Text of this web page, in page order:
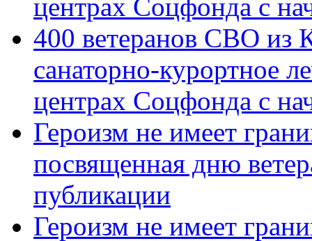
центрах Соцфонда с
400 ветеранов СВО из
санаторно-курортное
центрах Соцфонда с
Героизм не имеет
посвященная дню
публикации
Героизм не имеет